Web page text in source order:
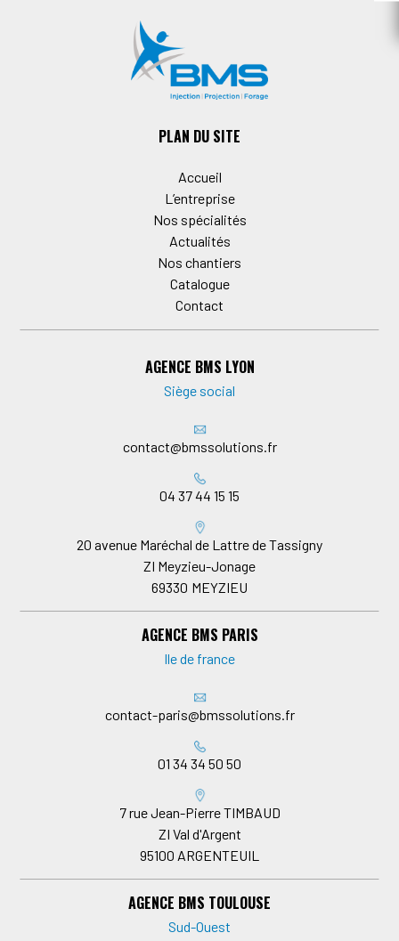
PLAN DU SITE
Accueil
L’entreprise
Nos spécialités
Actualités
Nos chantiers
Catalogue
Contact
AGENCE BMS LYON
Siège social
contact@bmssolutions.fr
04 37 44 15 15
20 avenue Maréchal de Lattre de Tassigny
ZI Meyzieu-Jonage
69330 MEYZIEU
AGENCE BMS PARIS
Ile de france
contact-paris@bmssolutions.fr
01 34 34 50 50
7 rue Jean-Pierre TIMBAUD
ZI Val d'Argent
95100 ARGENTEUIL
AGENCE BMS TOULOUSE
Sud-Ouest